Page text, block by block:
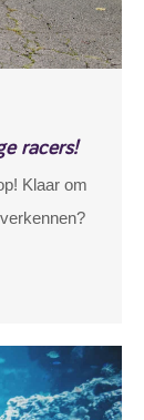
racers!
Klaar om